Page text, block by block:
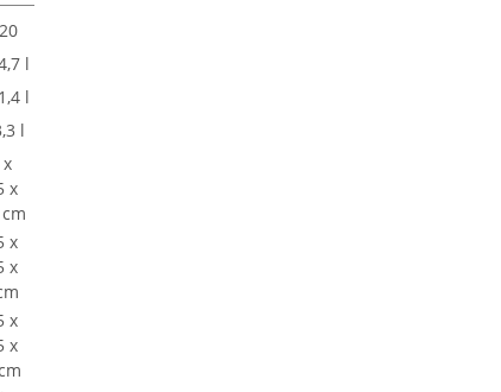
l
l
l
x
x
x
x
x